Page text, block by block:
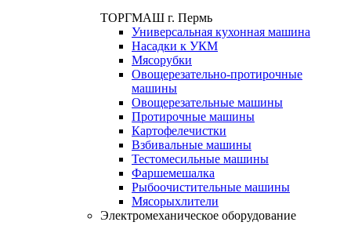
ТОРГМАШ г. Пермь
Универсальная кухонная машина
Насадки к УКМ
Мясорубки
Овощерезательно-протирочные
машины
Овощерезательные машины
Протирочные машины
Картофелечистки
Взбивальные машины
Тестомесильные машины
Фаршемешалка
Рыбоочистительные машины
Мясорыхлители
Электромеханическое оборудование